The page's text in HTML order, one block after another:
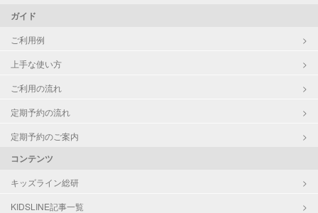
ガイド
ご利用例
上手な使い方
ご利用の流れ
定期予約の流れ
定期予約のご案内
コンテンツ
キッズライン総研
KIDSLINE記事一覧